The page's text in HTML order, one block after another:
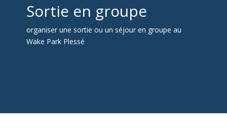
Sortie en groupe
organiser une sortie ou un séjour en groupe au
Wake Park Plessé